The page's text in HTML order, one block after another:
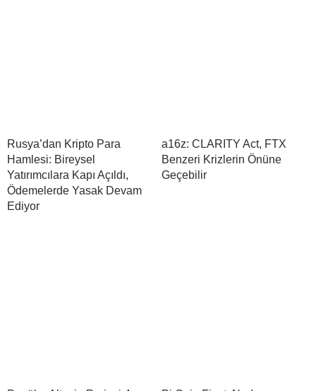
Rusya’dan Kripto Para
Hamlesi: Bireysel
Yatırımcılara Kapı Açıldı,
Ödemelerde Yasak Devam
Ediyor
a16z: CLARITY Act, FTX
Benzeri Krizlerin Önüne
Geçebilir